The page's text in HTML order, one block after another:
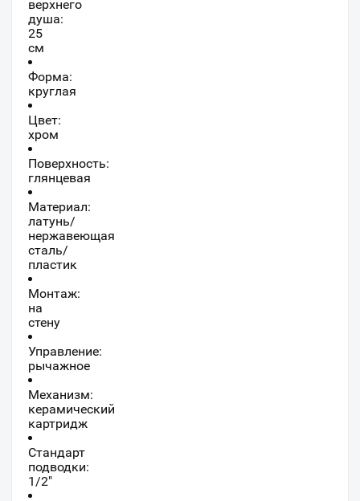
верхнего
душа:
25
см
Форма:
круглая
Цвет:
хром
Поверхность:
глянцевая
Материал:
латунь/
нержавеющая
сталь/
пластик
Монтаж:
на
стену
Управление:
рычажное
Механизм:
керамический
картридж
Стандарт
подводки:
1/2"